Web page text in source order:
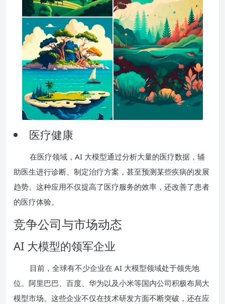
医疗健康
在医疗领域，AI 大模型通过分析大量的医疗数据，辅
助医生进行诊断、制定治疗方案，甚至预测某些疾病的发展
趋势。这种应用不仅提高了医疗服务的效率，还改善了患者
的医疗体验。
竞争公司与市场动态
AI 大模型的领军企业
目前，全球有不少企业在 AI 大模型领域处于领先地
位。阿里巴巴、百度、华为以及小米等国内公司积极布局大
模型市场。这些企业不仅在技术研发方面不断突破，还在应